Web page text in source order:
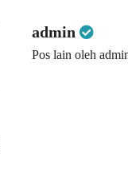
admin
Pos lain oleh